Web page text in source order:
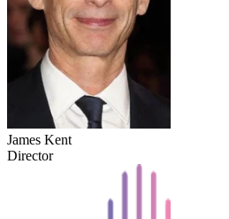
James Kent
Director